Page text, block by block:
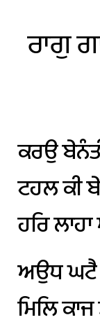
ਰਾਗੁ
ਕਰਉ
ਟਹਲਕੀ
ਹਰਿਲਾਹਾ
ਅਉਧਘਟੈ
ਮਿਲਿਕਾਜ